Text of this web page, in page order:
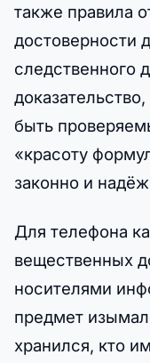
также правила
достоверности
следственного
быть
«красоту
законно и
Для телефона
вещественных
носителями
предмет
хранился, кто